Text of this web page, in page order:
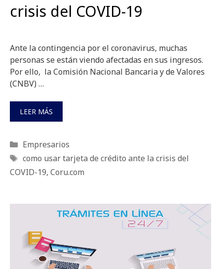
crisis del COVID-19
Ante la contingencia por el coronavirus, muchas
personas se están viendo afectadas en sus ingresos.
Por ello, la Comisión Nacional Bancaria y de Valores
(CNBV) …
LEER MÁS
Categorías
Empresarios
Etiquetas
como usar tarjeta de crédito ante la crisis del
COVID-19, Coru.com